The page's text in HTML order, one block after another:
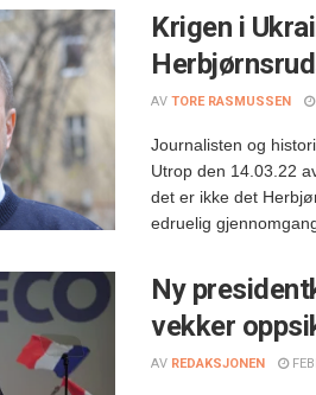
Krigen i
AV TORE RASMUSSEN
Journalisten og
Utrop den 14.03.22
det er ikke det
edruelig gjennomgang
Ny
vekker
AV REDAKSJONEN